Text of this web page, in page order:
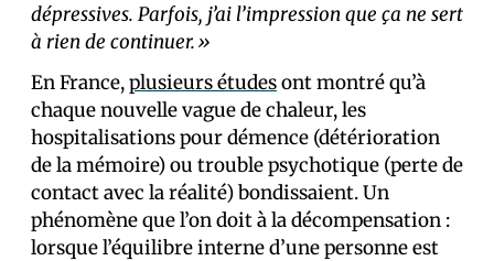
dépressives. Parfois, j’ai l’impression que ça ne sert
à rien de continuer.»
En France,plusieursétudesont montré qu’à
chaque nouvelle vague de chaleur, les
hospitalisations pour démence (détérioration
de la mémoire) ou trouble psychotique (perte de
contact avec la réalité) bondissaient. Un
phénomène que l’on doit à la décompensation :
lorsque l’équilibre interne d’une personne est